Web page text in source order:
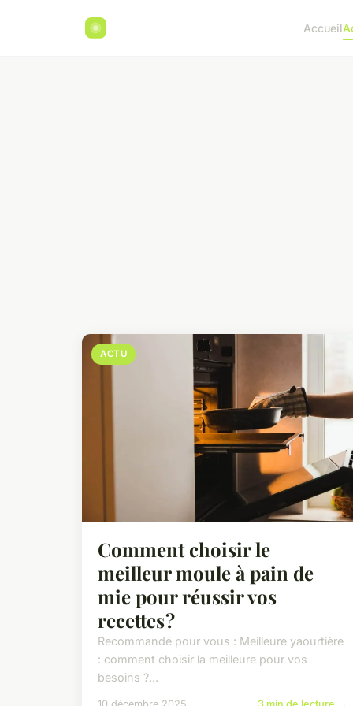
Accueil
ACTU
Comment choisir le
meilleur moule à pain de
mie pour réussir vos
recettes ?
Recommandé pour vous : Meilleure yaourtière
: comment choisir la meilleure pour vos
besoins ?...